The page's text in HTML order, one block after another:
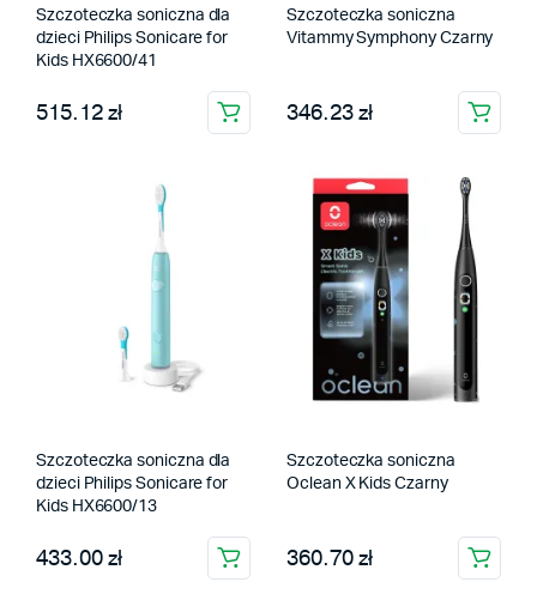
Szczoteczka soniczna dla
dzieci Philips Sonicare for
Kids HX6600/41
515.12 zł
Szczoteczka soniczna
Vitammy Symphony Czarny
346.23 zł
Szczoteczka soniczna dla
dzieci Philips Sonicare for
Kids HX6600/13
433.00 zł
Szczoteczka soniczna
Oclean X Kids Czarny
360.70 zł